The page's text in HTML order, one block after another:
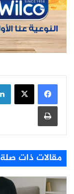
طباعة
مقالات ذات صلة